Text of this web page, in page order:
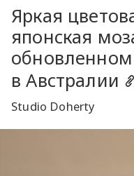
Яркая
японская
в Австралии
Studio Doherty